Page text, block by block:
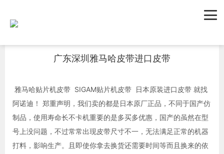
广东深圳雅马哈皮带进口皮带
雅马哈贴片机皮带 SIGAM贴片机皮带 日本原装进口皮带 就找
阿诺迪！ 郑重声明，我们卖的都是日本原厂正品，不同于国产仿
制品，使用寿命长不卡机重要的是多买多优惠，国产的虽然在型
号上没问题，不过常常出现皮带尺寸不一，无法满足正常的机器
打料，影响生产。且即使你拿去换货还需要时间等而且换来的依